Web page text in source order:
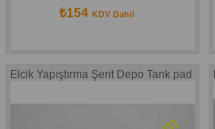
₺154 KDV Dahil
Elcik Yapıştırma Şerit Depo Tank pad